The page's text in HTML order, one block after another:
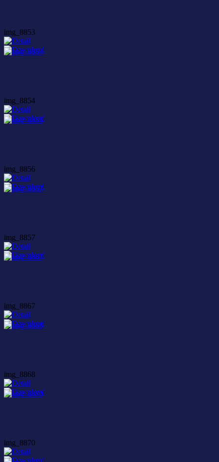
img_8853
img_8854
img_8856
img_8857
img_8867
img_8868
img_8870